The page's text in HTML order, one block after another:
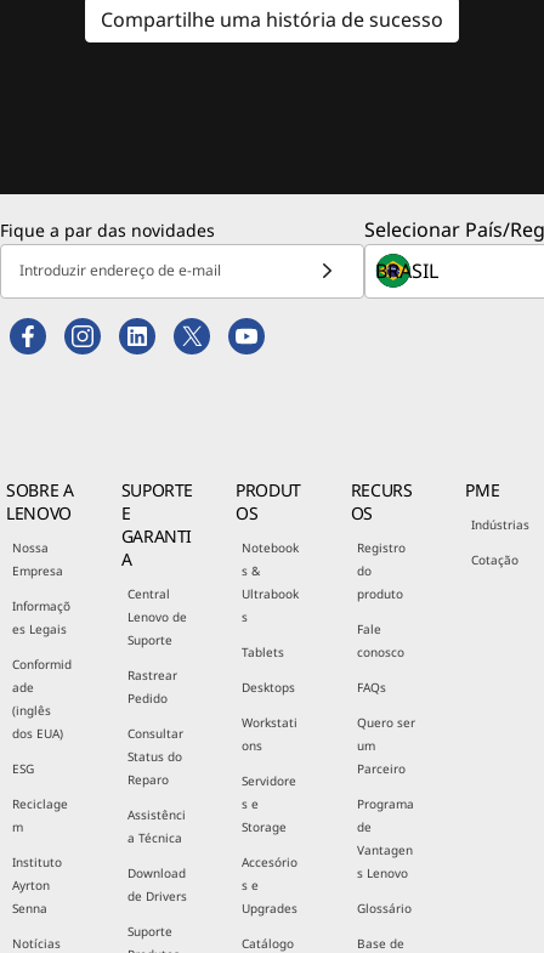
Compartilhe uma história de sucesso
Fique a par das novidades
Introduzir endereço de e-mail
Selecionar País/
SOBRE A
LENOVO
Nossa
Empresa
Informaçõ
es Legais
Conformid
ade
(inglês
dos EUA)
ESG
Reciclage
m
Instituto
Ayrton
Senna
Notícias
SUPORTE
E
GARANTI
A
Central
Lenovo de
Suporte
Rastrear
Pedido
Consultar
Status do
Reparo
Assistênci
a Técnica
Download
de Drivers
Suporte
PRODUT
OS
Notebook
s &
Ultrabook
s
Tablets
Desktops
Workstati
ons
Servidore
s e
Storage
Accesório
s e
Upgrades
Catálogo
RECURS
OS
Registro
do
produto
Fale
conosco
FAQs
Quero ser
um
Parceiro
Programa
de
Vantagen
s Lenovo
Glossário
Base de
PME
Indústrias
Cotação